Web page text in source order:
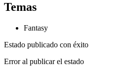
Temas
Fantasy
Estado publicado con éxito
Error al publicar el estado